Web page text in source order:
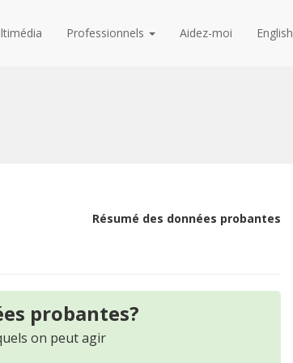
Professionnels Aidez-moi English
Résumé des données probantes
probantes?
on peut agir